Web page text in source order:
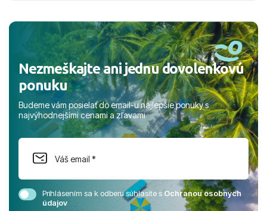
Nezmeškajte ani jednu dovolenkovú
ponuku
Budeme vám posielať do email-u najlepšie ponuky s
najvýhodnejšími cenami a zľavami
Prihlásením sa k odberu súhlasíte sOchranou osobných
údajov